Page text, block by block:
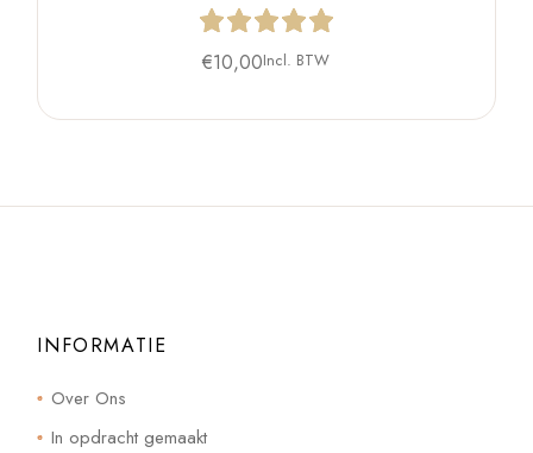
€10,00Incl. BTW
INFORMATIE
Over Ons
In opdracht gemaakt